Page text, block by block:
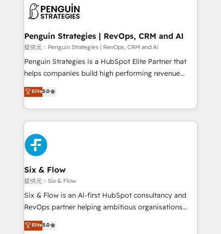
marketing, and service teams. From setup to
management, and speed up deal closures. With 500+
projects completed, our Agile approach ensures your
HubSpot CRM drives measurable results. Our
RevOps services align your sales, marketing, and
optimize the revenue lifecycle—lead generation to
retention—by refining processes and eliminating
maximize profitability and adapt to your goals.
Penguin Strategies | RevOps, CRM and AI
提供元：Penguin Strategies | RevOps, CRM and AI
Penguin Strategies is a HubSpot Elite Partner that
helps companies build high performing revenue
operations across complex sales cycles, multi
system environments and global SaaS or
manufacturing teams. Trusted by leading enterprises
and fast growing scale ups including Sony, Rapyd,
Fiverr, XM Cyber, Bridgepointe Technologies, EMA
Design Automation and Uptive. 📊 RevOps & data
architecture 🔗 CRM migrations & End to end
integrations 🤖 AI workflows & enrichment 📘 Team
enablement & company-wide adoption We create
HubSpot environments that teams use with
confidence and that leadership can rely on for
Elite5.0
Six & Flow
提供元：Six & Flow
Six & Flow is an AI-first HubSpot consultancy and
RevOps partner helping ambitious organisations
grow with clarity, confidence, and intelligence.
Operating across the UK, Netherlands, Ireland, and
Elite5.0